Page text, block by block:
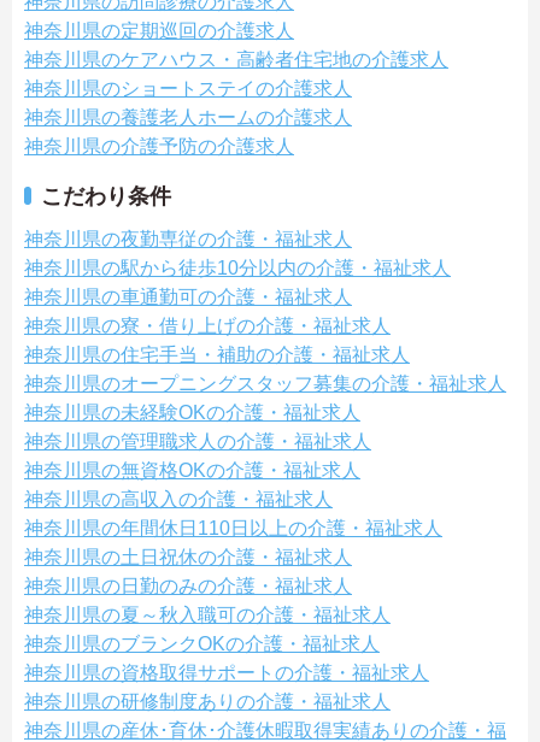
神奈川県の定期巡回の介護求人
神奈川県のケアハウス・高齢者住宅地の介護求人
神奈川県のショートステイの介護求人
神奈川県の養護老人ホームの介護求人
神奈川県の介護予防の介護求人
こだわり条件
神奈川県の夜勤専従の介護・福祉求人
神奈川県の駅から徒歩10分以内の介護・福祉求人
神奈川県の車通勤可の介護・福祉求人
神奈川県の寮・借り上げの介護・福祉求人
神奈川県の住宅手当・補助の介護・福祉求人
神奈川県のオープニングスタッフ募集の介護・福祉求人
神奈川県の未経験OKの介護・福祉求人
神奈川県の管理職求人の介護・福祉求人
神奈川県の無資格OKの介護・福祉求人
神奈川県の高収入の介護・福祉求人
神奈川県の年間休日110日以上の介護・福祉求人
神奈川県の土日祝休の介護・福祉求人
神奈川県の日勤のみの介護・福祉求人
神奈川県の夏～秋入職可の介護・福祉求人
神奈川県のブランクOKの介護・福祉求人
神奈川県の資格取得サポートの介護・福祉求人
神奈川県の研修制度ありの介護・福祉求人
神奈川県の産休･育休･介護休暇取得実績ありの介護・福